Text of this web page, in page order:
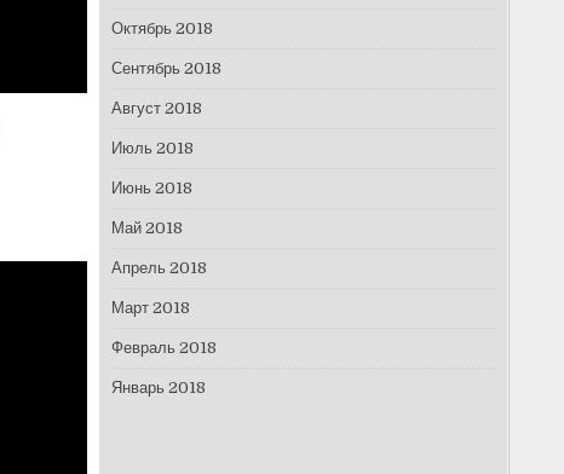
Октябрь 2018
Сентябрь 2018
Август 2018
Июль 2018
Июнь 2018
Май 2018
Апрель 2018
Март 2018
Февраль 2018
Январь 2018